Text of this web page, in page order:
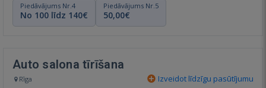
Piedāvājums Nr.4
No 100 līdz 140€
Piedāvājums Nr.5
50,00€
Auto salona tīrīšana
Rīga Izveidot līdzīgu pasūtījumu